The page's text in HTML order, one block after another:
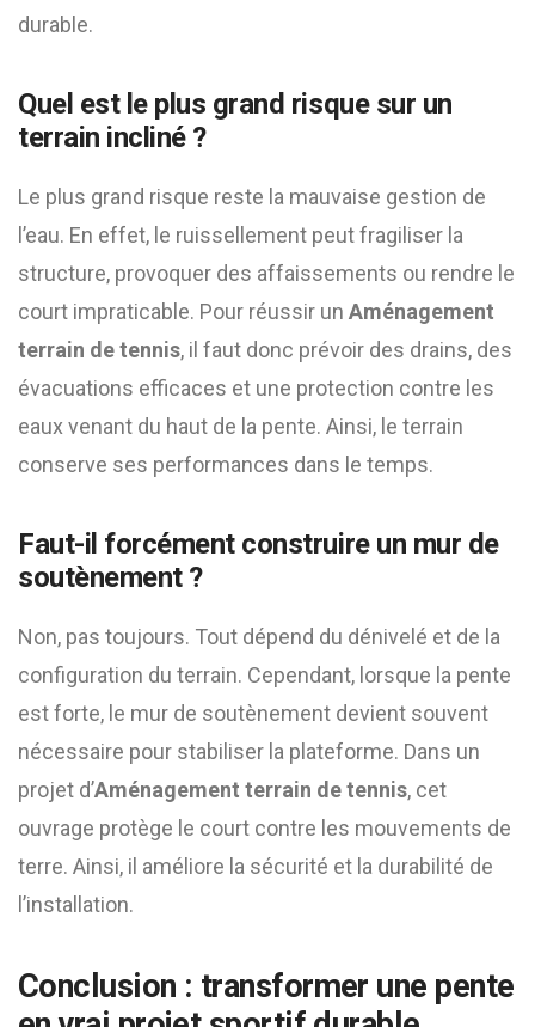
durable.
Quel est le plus grand risque sur un
terrain incliné ?
Le plus grand risque reste la mauvaise gestion de
l’eau. En effet, le ruissellement peut fragiliser la
structure, provoquer des affaissements ou rendre le
court impraticable. Pour réussir un Aménagement
terrain de tennis, il faut donc prévoir des drains, des
évacuations efficaces et une protection contre les
eaux venant du haut de la pente. Ainsi, le terrain
conserve ses performances dans le temps.
Faut-il forcément construire un mur de
soutènement ?
Non, pas toujours. Tout dépend du dénivelé et de la
configuration du terrain. Cependant, lorsque la pente
est forte, le mur de soutènement devient souvent
nécessaire pour stabiliser la plateforme. Dans un
projet d’Aménagement terrain de tennis, cet
ouvrage protège le court contre les mouvements de
terre. Ainsi, il améliore la sécurité et la durabilité de
l’installation.
Conclusion : transformer une pente